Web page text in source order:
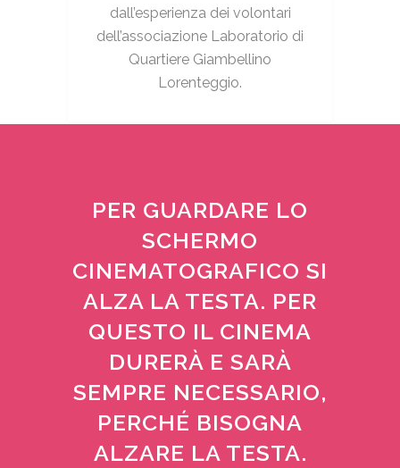
dall’esperienza dei volontari
dell’associazione Laboratorio di
Quartiere Giambellino
Lorenteggio.
PER GUARDARE LO
SCHERMO
CINEMATOGRAFICO SI
ALZA LA TESTA. PER
QUESTO IL CINEMA
DURERÀ E SARÀ
SEMPRE NECESSARIO,
PERCHÉ BISOGNA
ALZARE LA TESTA.